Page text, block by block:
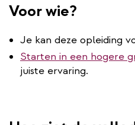
Voor wie?
Je kan deze opleiding
Starten in een hogere
juiste ervaring.